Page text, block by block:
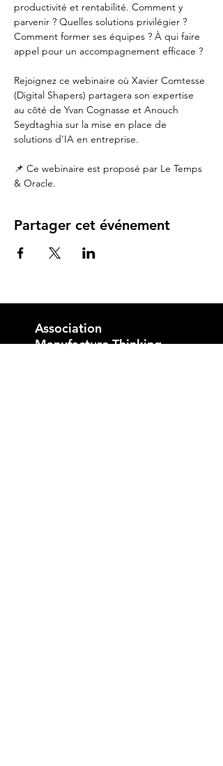
productivité et rentabilité. Comment y
parvenir ? Quelles solutions privilégier ?
Comment former ses équipes ? À qui faire
appel pour un accompagnement efficace ?
Rejoignez ce webinaire où Xavier Comtesse
(Digital Shapers) partagera son expertise
au côté de Yvan Cognasse et Anouch
Seydtaghia sur la mise en place de
solutions d'IA en entreprise.
📌 Ce webinaire est proposé par Le Temps
& Oracle.
Partager cet événement
Association
Manufacture Thinking